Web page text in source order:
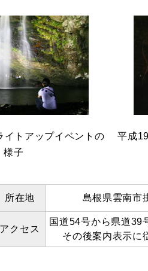
イトアップイベントの
様子
平成
所在地 島根県雲南市
アクセス
国道54号から県道39
その後案内表示に